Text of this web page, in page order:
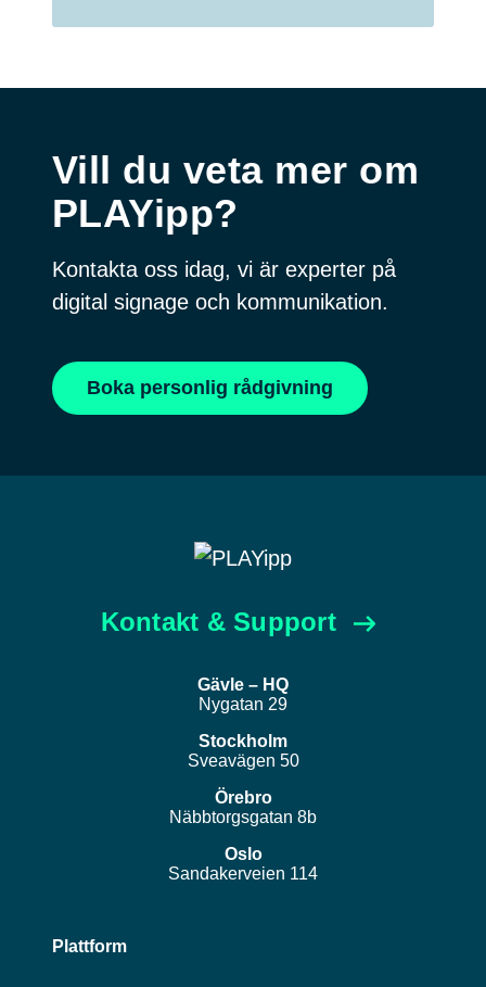
Vill du veta mer om
PLAYipp?
Kontakta oss idag, vi är experter på
digital signage och kommunikation.
Boka personlig rådgivning
Kontakt & Support
Gävle – HQ
Nygatan 29
Stockholm
Sveavägen 50
Örebro
Näbbtorgsgatan 8b
Oslo
Sandakerveien 114
Plattform